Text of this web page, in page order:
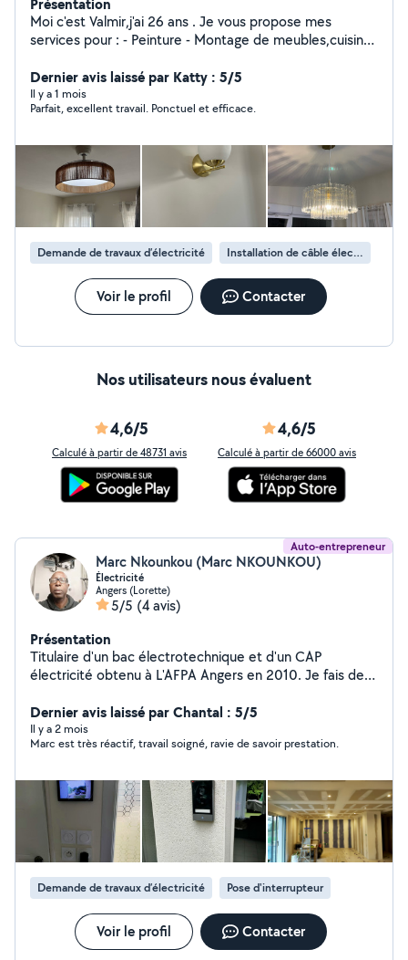
Moi c'est Valmir,j'ai 26 ans . Je vous propose mes
services pour : - Peinture - Montage de meubles,cuisine
Débarras,vide maison,garage,grenieres.. - Livraison de
colis et tout type de meubles - Évacuation et mise en
déchèterie Je suis équipe de sangles , couverture diable
me ferais plaisir de répondre à vos questions. À bientôt
Valmir !
Dernier avis laissé par Katty : 5/5
Il y a 1 mois
Parfait, excellent travail. Ponctuel et efficace.
Demande de travaux d’électricité Installation de câble électrique
Voir le profil Contacter
Nos utilisateurs nous évaluent
4,6/5
Calculé à partir de 48731 avis
4,6/5
Calculé à partir de 66000 avis
Auto-entrepreneur
Marc Nkounkou (Marc NKOUNKOU)
Électricité
Angers (Lorette)
5/5 (4 avis)
Présentation
Titulaire d'un bac électrotechnique et d'un CAP
électricité obtenu à L'AFPA Angers en 2010. Je fais de
plus de treize ans, donc des connaissances diversifiées
en électricité générale. Je ferai de vos attentes une
satisfaction personnelle.
Dernier avis laissé par Chantal : 5/5
Il y a 2 mois
Marc est très réactif, travail soigné, ravie de savoir prestation.
Demande de travaux d’électricité Pose d'interrupteur
Voir le profil Contacter